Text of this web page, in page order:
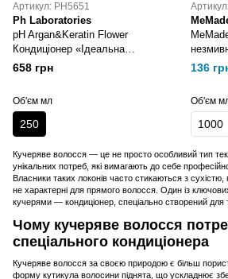
Артикул: PH5651
Ph Laboratories
pH Argan&Keratin Flower
Кондиціонер «Ідеальна
гладкість» 250 мл
658 грн
Об'єм мл
250
136
Об'єм
1000
Кучеряве волосся — це не просто особливий тип
унікальних потреб, які вимагають до себе
Власники таких локонів часто стикаються з сухістю,
не характерні для прямого волосся. Один із
кучерями — кондиціонер, спеціально створений для
Чому кучеряве волосся
спеціального кондиціонера
Кучеряве волосся за своєю природою є більш
форму кутикула волосини піднята, що ускладнює